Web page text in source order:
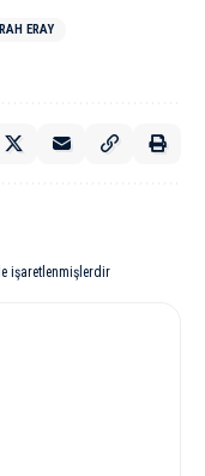
ERAY
işaretlenmişlerdir